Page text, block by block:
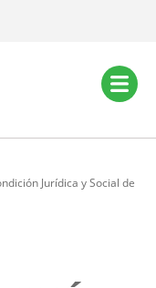
Jurídica y Social de